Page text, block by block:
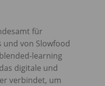
für
und von Slowfood
learning
digitale und
verbindet, um